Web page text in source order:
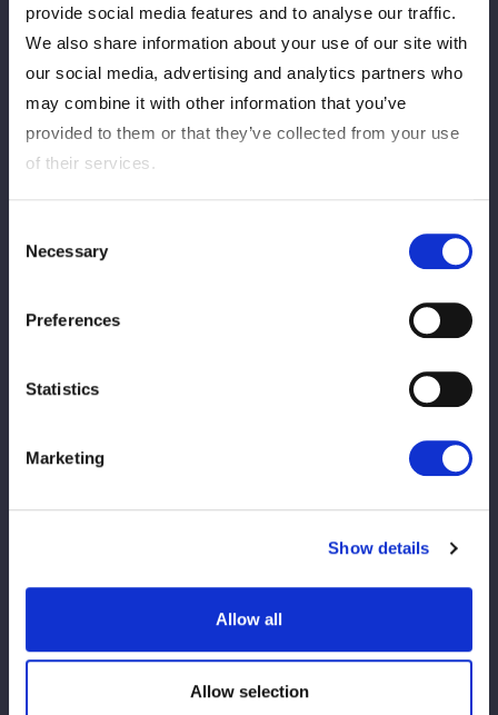
provide social media features and to analyse our traffic.
We also share information about your use of our site with
our social media, advertising and analytics partners who
may combine it with other information that you’ve
provided to them or that they’ve collected from your use
of their services.
Selection
Necessary
Preferences
Statistics
Marketing
Show details
Allow all
Allow selection
① vs STARS ゲーム対決
STARSメンバーとお客様によるゲーム対決を実施します！
② STARSプレゼント企画
STARSメンバーおすすめのグッズを、来場者の中からランダムで
プレゼント！
イベント終了後、STARSメンバー全員によるお見送りを実施。
しします。
集合写真撮影付きチケットをご購入のお客様を対象に、
※イベント内容は変更になる場合がございます。
：2月10日（火）～2月12日（木）
・一般発売：2月20日（金）～3月29日（日）